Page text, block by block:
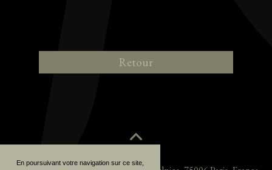
En poursuivant votre navigation sur ce site,
Retour